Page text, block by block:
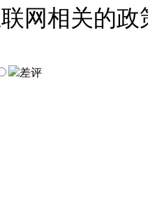
网相关的
差评